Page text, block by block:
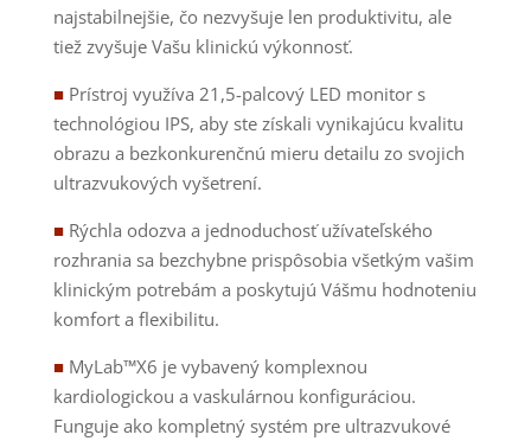
najstabilnejšie, čo nezvyšuje len produktivitu, ale
tiež zvyšuje Vašu klinickú výkonnosť.
■ Prístroj využíva 21,5-palcový LED monitor s
technológiou IPS, aby ste získali vynikajúcu kvalitu
obrazu a bezkonkurenčnú mieru detailu zo svojich
ultrazvukových vyšetrení.
■Rýchla odozva a jednoduchosť užívateľského
rozhrania sa bezchybne prispôsobia všetkým vašim
klinickým potrebám a poskytujú Vášmu hodnoteniu
komfort a flexibilitu.
■MyLab™X6 je vybavený komplexnou
kardiologickou a vaskulárnou konfiguráciou.
Funguje ako kompletný systém pre ultrazvukové